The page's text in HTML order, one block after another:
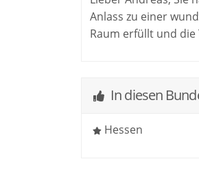
Anlass zu einer
Raum erfüllt und
In diesen
Hessen